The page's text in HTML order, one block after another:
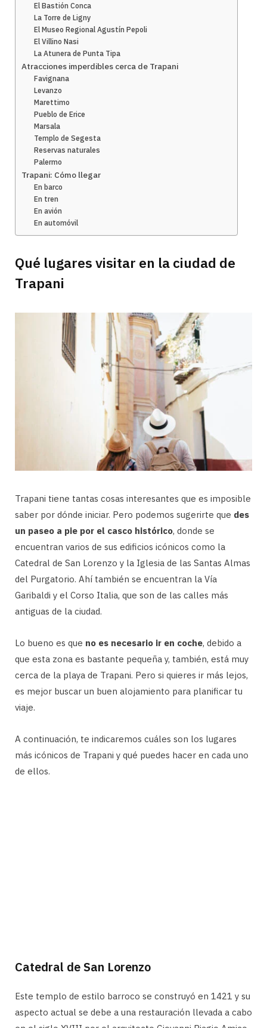
El Bastión Conca
La Torre de Ligny
El Museo Regional Agustín Pepoli
El Villino Nasi
La Atunera de Punta Tipa
Atracciones imperdibles cerca de Trapani
Favignana
Levanzo
Marettimo
Pueblo de Erice
Marsala
Templo de Segesta
Reservas naturales
Palermo
Trapani: Cómo llegar
En barco
En tren
En avión
En automóvil
Qué lugares visitar en la ciudad de
Trapani
Trapani tiene tantas cosas interesantes que es imposible
saber por dónde iniciar. Pero podemos sugerirte que des
un paseo a pie por el casco histórico, donde se
encuentran varios de sus edificios icónicos como la
Catedral de San Lorenzo y la Iglesia de las Santas Almas
del Purgatorio. Ahí también se encuentran la Vía
Garibaldi y el Corso Italia, que son de las calles más
antiguas de la ciudad.
Lo bueno es que no es necesario ir en coche, debido a
que esta zona es bastante pequeña y, también, está muy
cerca de la playa de Trapani. Pero si quieres ir más lejos,
es mejor buscar un buen alojamiento para planificar tu
viaje.
A continuación, te indicaremos cuáles son los lugares
más icónicos de Trapani y qué puedes hacer en cada uno
de ellos.
Catedral de San Lorenzo
Este templo de estilo barroco se construyó en 1421 y su
aspecto actual se debe a una restauración llevada a cabo